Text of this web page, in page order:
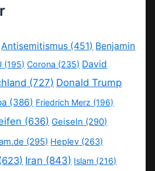
Antisemitismus (451) Benjamin
(195) Corona (235) David
(727) Donald Trump
(386) Friedrich Merz (196)
(636) Geiseln (290)
(295) Heplev (263)
Iran (843) Islam (216)